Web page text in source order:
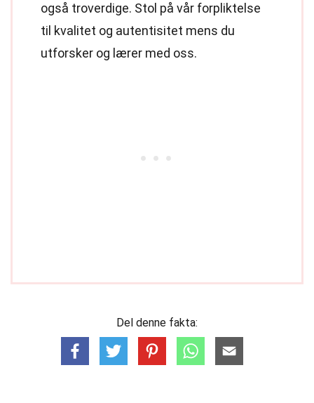
også troverdige. Stol på vår forpliktelse
til kvalitet og autentisitet mens du
utforsker og lærer med oss.
Del denne fakta: